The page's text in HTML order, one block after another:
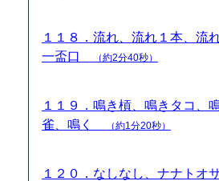
１１８．流れ、流れ１本、流
一盃口
（約2分40秒）
１１９．鳴き槓、鳴きタコ、
雀、鳴く
（約1分20秒）
１２０．なしなし、ナナトオ